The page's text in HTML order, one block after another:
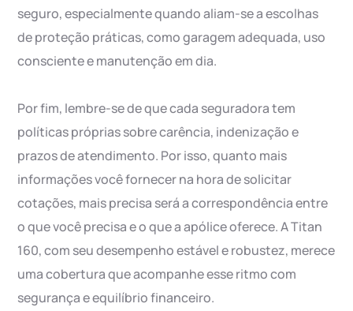
seguro, especialmente quando aliam-se a escolhas
de proteção práticas, como garagem adequada, uso
consciente e manutenção em dia.
Por fim, lembre-se de que cada seguradora tem
políticas próprias sobre carência, indenização e
prazos de atendimento. Por isso, quanto mais
informações você fornecer na hora de solicitar
cotações, mais precisa será a correspondência entre
o que você precisa e o que a apólice oferece. A Titan
160, com seu desempenho estável e robustez, merece
uma cobertura que acompanhe esse ritmo com
segurança e equilíbrio financeiro.